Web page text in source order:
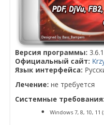
Версия программы:
Официальный сайт:
Язык интерфейса:
Лечение: не требуется
Системные требования:
Windows 7, 8, 10, 11